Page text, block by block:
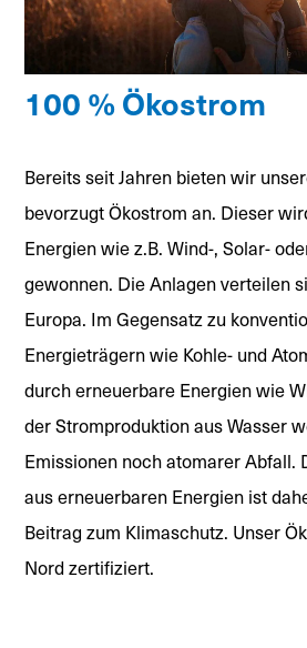
100 % Ökostrom
Bereits seit Jahren bieten wir
bevorzugt Ökostrom an. Dieser
Energien wie z.B. Wind-, Solar-
gewonnen. Die Anlagen verteilen
Europa. Im Gegensatz zu
Energieträgern wie Kohle- und
durch erneuerbare Energien wie
der Stromproduktion aus Wasser
Emissionen noch atomarer Abfall.
aus erneuerbaren Energien ist
Beitrag zum Klimaschutz. Unser
Nord zertifiziert.